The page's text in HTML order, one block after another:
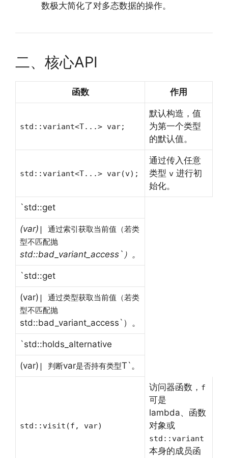
数极大简化了对多态数据的操作。
二、核心API
函数 作用
std::variant<T...> var;
默认构造，值
为第一个类型
的默认值。
std::variant<T...> var(v);
通过传入任意
类型 v 进行初
始化。
`std::get
(var) | 通过索引获取当前值（若类
型不匹配抛
std::bad_variant_access`）。
`std::get
(var) | 通过类型获取当前值（若类
型不匹配抛
std::bad_variant_access`）。
`std::holds_alternative
(var) | 判断var是否持有类型T`。
std::visit(f, var)
访问器函数， f
可是
lambda、函数
对象或
std::variant
本身的成员函